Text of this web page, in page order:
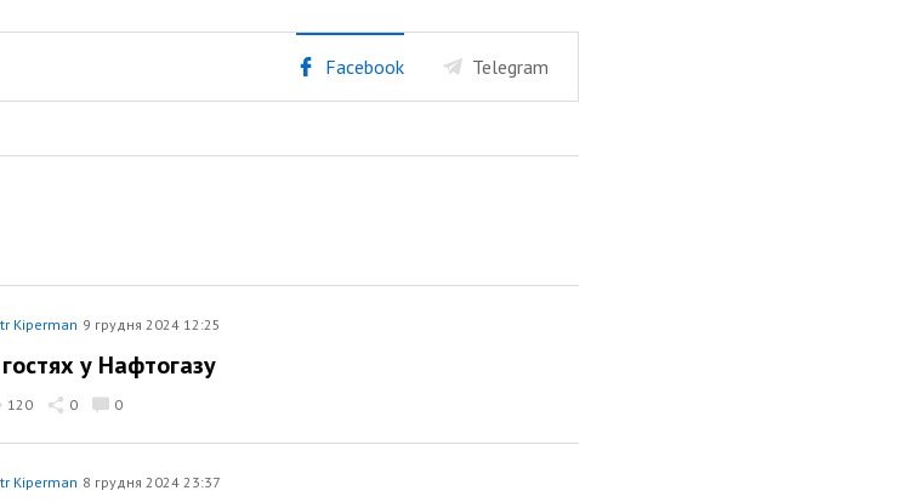
Facebook Telegram
Kiperman 9 грудня 2024 12:25
у Нафтогазу
120 0 0
Kiperman 8 грудня 2024 23:37